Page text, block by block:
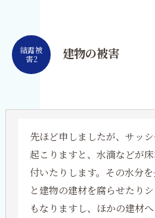
建物の被害
結露被
害2
先ほど申しましたが、サッ
起こりますと、水滴などが
付いたりします。その水分
と建物の建材を腐らせたり
もなりますし、ほかの建材